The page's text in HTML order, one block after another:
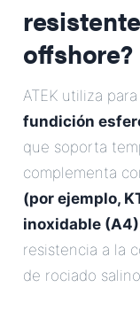
offshore?
ATEK utiliza
fundición
que soporta
complementa
(por ejemplo,
inoxidable (A4)
resistencia a la
de rociado